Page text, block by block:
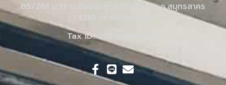
85/261 ม.13 ต.อ้อมน้อย อ.กระทุ่มแบน จ.สมุทรสาคร
74130 (สำนักงานใหญ่)
Tax ID: 0105548110551